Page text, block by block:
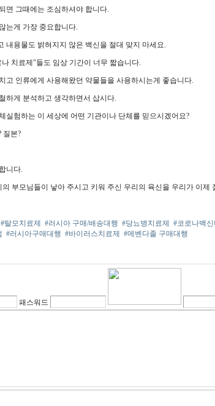
면 그때에는 조심하셔야 합니다.
는게 가장 중요합니다.
내용물도 밝혀지지 않은 백신을 절대 맞지 마세요.
치료제"들도 임상 기간이 너무 짧습니다.
고 인류에게 사용해왔던 약물들을 사용하시는게 좋습니다.
하게 분석하고 생각하면서 삽시다.
실험하는 이 세상에 어떤 기관이나 단체를 믿으시겠어요?
질본?
니다.
부모님들이 낳아 주시고 키워 주신 우리의 육신을 우리가 이제
#탈모치료제 #러시아 구매/배송대행 #당뇨병치료제 #코로나백
#러시아구매대행 #바이러스치료제 #메벤다졸 구매대행
패스워드